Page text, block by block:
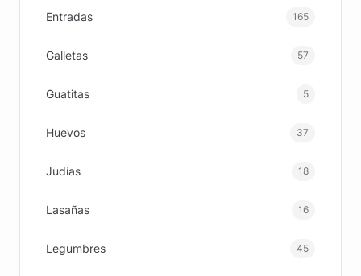
Entradas 165
Galletas 57
Guatitas 5
Huevos 37
Judías 18
Lasañas 16
Legumbres 45